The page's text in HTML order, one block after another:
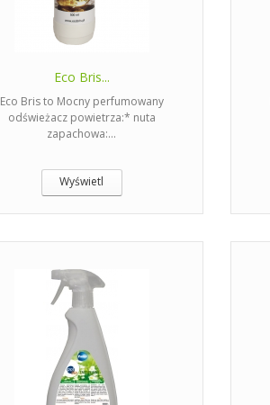
Eco Bris...
Eco Bris to Mocny perfumowany
odświeżacz powietrza:* nuta
zapachowa:...
Wyświetl